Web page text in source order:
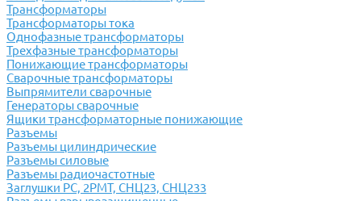
Трансформаторы
Трансформаторы тока
Однофазные трансформаторы
Трехфазные трансформаторы
Понижающие трансформаторы
Сварочные трансформаторы
Выпрямители сварочные
Генераторы сварочные
Ящики трансформаторные понижающие
Разъемы
Разъемы цилиндрические
Разъемы силовые
Разъемы радиочастотные
Заглушки РС, 2РМТ, СНЦ23, СНЦ233